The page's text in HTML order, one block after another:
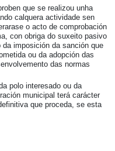
que se realizou unha
calquera actividade sen
o acto de comprobación
con obriga do suxeito pasivo
imposición da sanción que
ou da adopción das
das normas
polo interesado ou da
municipal terá carácter
que proceda, se esta